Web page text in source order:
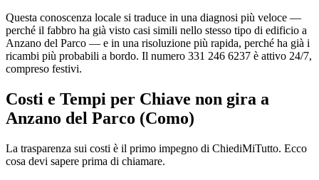
Questa conoscenza locale si traduce in una diagnosi più veloce —
perché il fabbro ha già visto casi simili nello stesso tipo di edificio a
Anzano del Parco — e in una risoluzione più rapida, perché ha già i
ricambi più probabili a bordo. Il numero 331 246 6237 è attivo 24/7,
compreso festivi.
Costi e Tempi per Chiave non gira a
Anzano del Parco (Como)
La trasparenza sui costi è il primo impegno di ChiediMiTutto. Ecco
cosa devi sapere prima di chiamare.